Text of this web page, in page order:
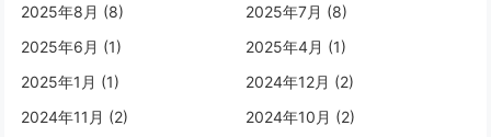
2025年8月 (8)
2025年7月 (8)
2025年6月 (1)
2025年4月 (1)
2025年1月 (1)
2024年12月 (2)
2024年11月 (2)
2024年10月 (2)